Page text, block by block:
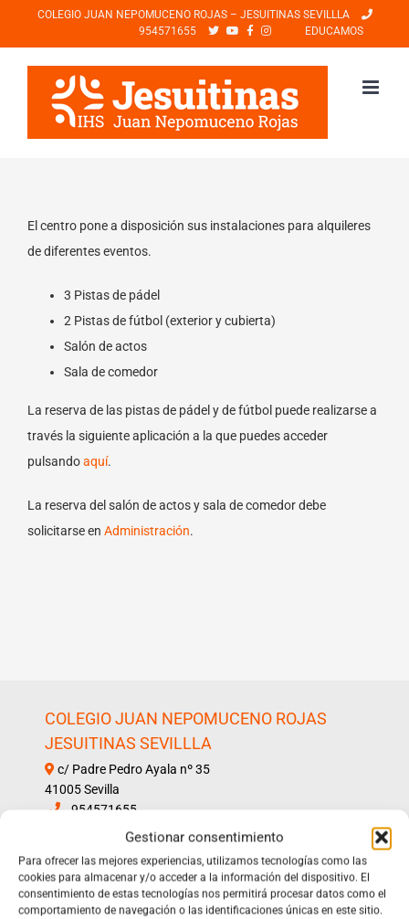
Gestionar consentimiento
Para ofrecer las mejores experiencias, utilizamos tecnologías como las
cookies para almacenar y/o acceder a la información del dispositivo. El
consentimiento de estas tecnologías nos permitirá procesar datos como el
comportamiento de navegación o las identificaciones únicas en este sitio.
contenido
COLEGIO JUAN NEPOMUCENO ROJAS – JESUITINAS SEVILLLA
954571655
EDUCAMOS
El centro pone a disposición sus instalaciones para alquileres
de diferentes eventos.
3 Pistas de pádel
2 Pistas de fútbol (exterior y cubierta)
Salón de actos
Sala de comedor
La reserva de las pistas de pádel y de fútbol puede realizarse a
través la siguiente aplicación a la que puedes acceder
pulsandoaquí.
La reserva del salón de actos y sala de comedor debe
solicitarse en Administración.
COLEGIO JUAN NEPOMUCENO ROJAS
JESUITINAS SEVILLLA
c/ Padre Pedro Ayala nº 35
41005 Sevilla
954571655
VER MAPA